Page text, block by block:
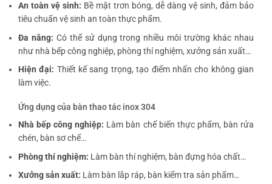
An toàn vệ sinh: Bề mặt trơn bóng, dễ dàng vệ sinh, đảm bảo
tiêu chuẩn vệ sinh an toàn thực phẩm.
Đa năng: Có thể sử dụng trong nhiều môi trường khác nhau
như nhà bếp công nghiệp, phòng thí nghiệm, xưởng sản xuất…
Hiện đại: Thiết kế sang trọng, tạo điểm nhấn cho không gian
làm việc.
Ứng dụng của bàn thao tác inox 304
Nhà bếp công nghiệp: Làm bàn chế biến thực phẩm, bàn rửa
chén, bàn sơ chế…
Phòng thí nghiệm: Làm bàn thí nghiệm, bàn đựng hóa chất…
Xưởng sản xuất: Làm bàn lắp ráp, bàn kiểm tra sản phẩm…